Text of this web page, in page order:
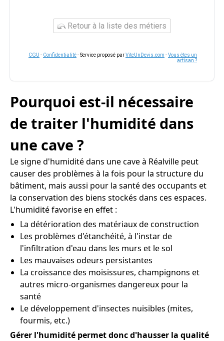
Retour à la liste des métiers
CGU - Confidentialité- Service proposé parViteUnDevis.com -Vous êtes un
artisan ?
Pourquoi est-il nécessaire
de traiter l'humidité dans
une cave ?
Le signe d'humidité dans une cave à Réalville peut
causer des problèmes à la fois pour la structure du
bâtiment, mais aussi pour la santé des occupants et
la conservation des biens stockés dans ces espaces.
L'humidité favorise en effet :
La détérioration des matériaux de construction
Les problèmes d'étanchéité, à l'instar de
l'infiltration d'eau dans les murs et le sol
Les mauvaises odeurs persistantes
La croissance des moisissures, champignons et
autres micro-organismes dangereux pour la
santé
Le développement d'insectes nuisibles (mites,
fourmis, etc.)
Gérer l'humidité permet donc d'hausser la qualité